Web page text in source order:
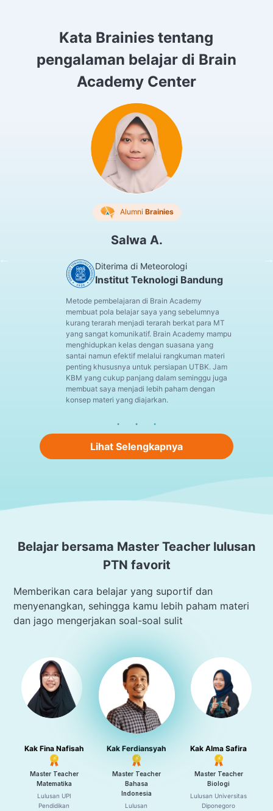
Kata Brainies tentang
pengalaman belajar di Brain
Academy Center
Alumni Brainies
Salwa A.
Diterima di Meteorologi
Institut Teknologi Bandung
Metode pembelajaran di Brain Academy
membuat pola belajar saya yang sebelumnya
kurang terarah menjadi terarah berkat para MT
yang sangat komunikatif. Brain Academy mampu
menghidupkan kelas dengan suasana yang
santai namun efektif melalui rangkuman materi
penting khususnya untuk persiapan UTBK. Jam
KBM yang cukup panjang dalam seminggu juga
membuat saya menjadi lebih paham dengan
konsep materi yang diajarkan.
Lihat Selengkapnya
Belajar bersama Master Teacher lulusan
PTN favorit
Memberikan cara belajar yang suportif dan
menyenangkan, sehingga kamu lebih paham materi
dan jago mengerjakan soal-soal sulit
Kak Fina Nafisah
Master Teacher
Matematika
Lulusan UPI
Pendidikan
Kak Ferdiansyah
Master Teacher
Bahasa
Indonesia
Lulusan
Kak Alma Safira
Master Teacher
Biologi
Lulusan Universitas
Diponegoro